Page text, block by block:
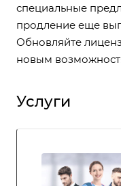
специальные
продление еще
Обновляйте
новым
Услуги